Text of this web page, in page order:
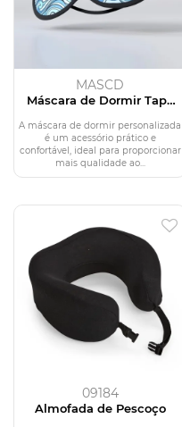
MASCD
Máscara de Dormir Tapa
A máscara de dormir personalizada
é um acessório prático e
confortável, ideal para proporcionar
mais qualidade ao...
09184
Almofada de Pescoço